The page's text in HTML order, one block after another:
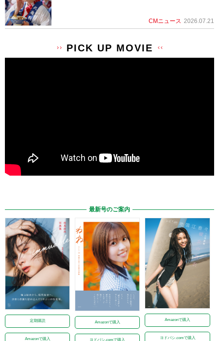
CMニュース 2026.07.21
PICK UP MOVIE
最新号のご案内
定期購読
Amazonで購入
Amazonで購入
ヨドバシ.comで購入
Amazonで購入
ヨドバシ.comで購入